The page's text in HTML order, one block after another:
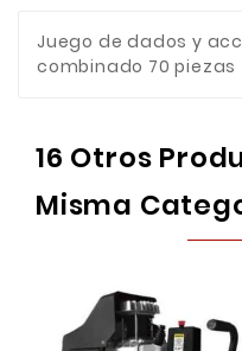
Juego de dados y
combinado 70 piezas
16 Otros
Misma